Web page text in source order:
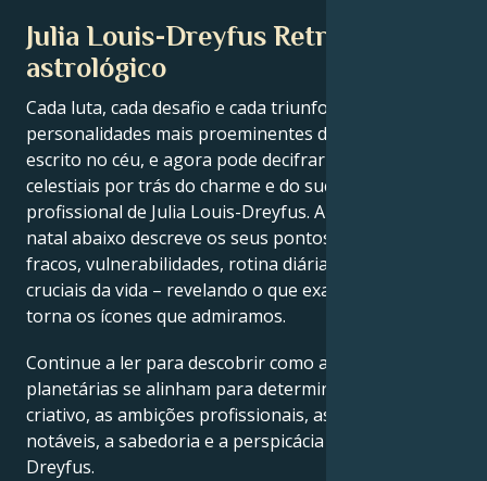
Julia Louis-Dreyfus Retrato
astrológico
Cada luta, cada desafio e cada triunfo das
personalidades mais proeminentes do mundo está
escrito no céu, e agora pode decifrar as forças
celestiais por trás do charme e do sucesso
profissional de Julia Louis-Dreyfus. A leitura do mapa
natal abaixo descreve os seus pontos fortes, pontos
fracos, vulnerabilidades, rotina diária e momentos
cruciais da vida – revelando o que exatamente os
torna os ícones que admiramos.
Continue a ler para descobrir como as forças
planetárias se alinham para determinar o génio
criativo, as ambições profissionais, as conquistas
notáveis, a sabedoria e a perspicácia de Julia Louis-
Dreyfus.